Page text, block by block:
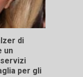
di
un
per gli